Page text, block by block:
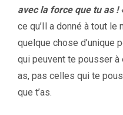
avec la force que tu as !
ce qu’Il a donné à tout le
quelque chose d’unique
qui peuvent te pousser
as, pas celles qui te
que t’as.